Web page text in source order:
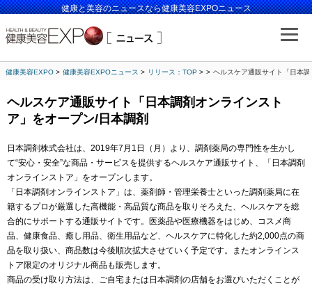
健康と美容のニュースなら健康美容EXPOニュース
健康美容EXPO 健康美容EXPOニュース リリース：TOP ヘルスケア通販サイト「日本
ヘルスケア通販サイト「日本調剤オンラインスト
ア」をオープン/日本調剤
日本調剤株式会社は、2019年7月1日（月）より、調剤薬局の専門性を生かし
て“安心・安全”な商品・サービスを提供するヘルスケア通販サイト、「日本調剤
オンラインストア」をオープンします。
「日本調剤オンラインストア」は、薬剤師・管理栄養士といった調剤薬局に在
籍するプロが厳選した高機能・高品質な商品を取りそろえた、ヘルスケアを総
合的にサポートする通販サイトです。医薬品や医療機器をはじめ、コスメ商
品、健康食品、癒し用品、衛生用品など、ヘルスケアに特化した約2,000点の商
品を取り扱い、商品数は今後順次拡大させていく予定です。またオンラインス
トア限定のオリジナル商品も販売します。
商品の受け取り方法は、ご自宅または日本調剤の店舗をお選びいただくことが